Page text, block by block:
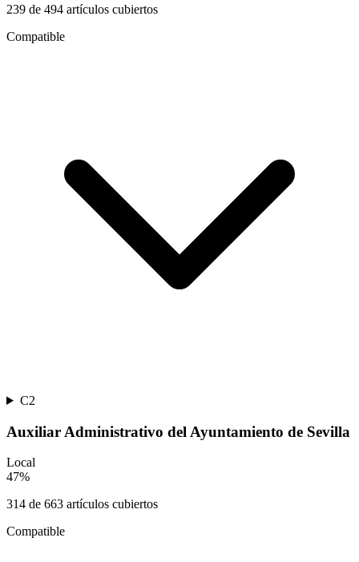
239 de 494 artículos cubiertos
Compatible
C2
Auxiliar Administrativo del Ayuntamiento de Sevilla
Local
47%
314 de 663 artículos cubiertos
Compatible